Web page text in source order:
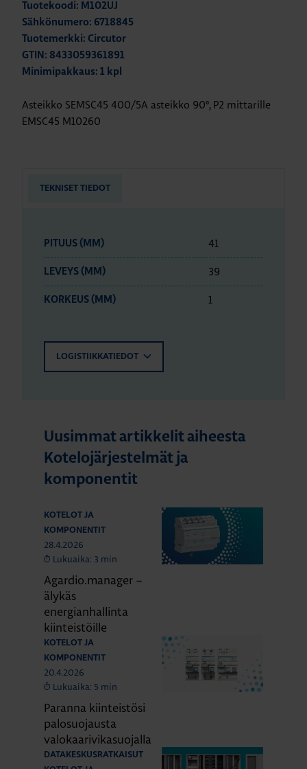
Tuotekoodi: M102UJ
Sähkönumero: 6718845
Tuotemerkki: Circutor
GTIN: 8433059361891
Minimipakkaus: 1 kpl
Asteikko SEMSC45 400/5A asteikko 90º, P2 mittarille
EMSC45 M10260
TEKNISET TIEDOT
PITUUS (MM) 41
LEVEYS (MM) 39
KORKEUS (MM) 1
LOGISTIIKKATIEDOT
Uusimmat artikkelit aiheesta
Kotelojärjestelmät ja
komponentit
KOTELOT JA
KOMPONENTIT
28.4.2026
Lukuaika: 3 min
Agardio.manager –
älykäs
energianhallinta
kiinteistöille
KOTELOT JA
KOMPONENTIT
20.4.2026
Lukuaika: 5 min
Paranna kiinteistösi
palosuojausta
valokaarivikasuojalla
DATAKESKUSRATKAISUT